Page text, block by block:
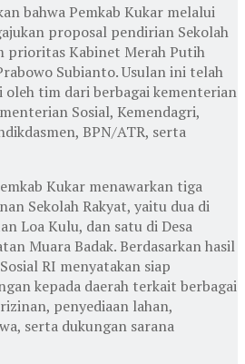
bahwa Pemkab Kukar melalui
proposal pendirian Sekolah
prioritas Kabinet Merah Putih
Subianto. Usulan ini telah
oleh tim dari berbagai kementerian
Sosial, Kemendagri,
BPN/ATR, serta
Kukar menawarkan tiga
Sekolah Rakyat, yaitu dua di
Loa Kulu, dan satu di Desa
Muara Badak. Berdasarkan hasil
RI menyatakan siap
kepada daerah terkait berbagai
penyediaan lahan,
serta dukungan sarana